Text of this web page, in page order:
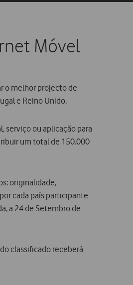
Móvel
o melhor projecto de
e Reino Unido.
serviço ou aplicação para
um total de 150.000
originalidade,
cada país participante 
a 24 de Setembro de
classificado receberá